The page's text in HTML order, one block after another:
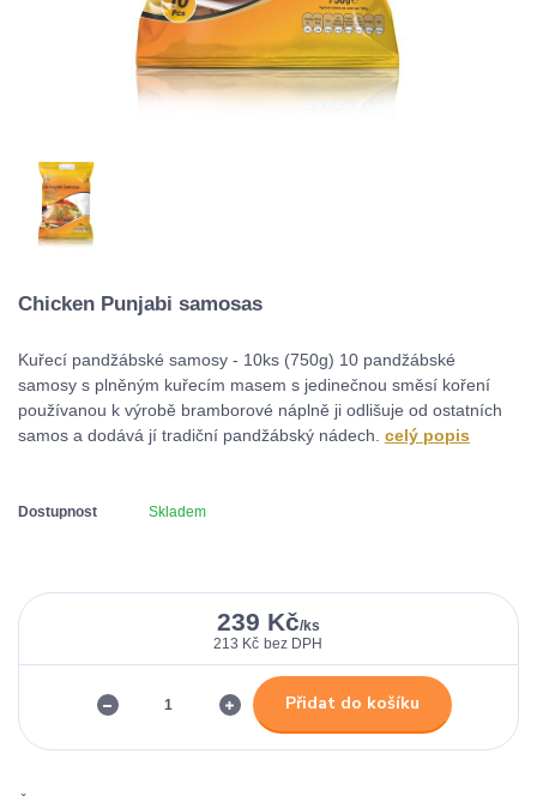
Chicken Punjabi samosas
Kuřecí pandžábské samosy - 10ks (750g) 10 pandžábské
samosy s plněným kuřecím masem s jedinečnou směsí koření
používanou k výrobě bramborové náplně ji odlišuje od ostatních
samos a dodává jí tradiční pandžábský nádech. celý popis
Dostupnost Skladem
239 Kč/ks
213 Kč bez DPH
Přidat do košíku